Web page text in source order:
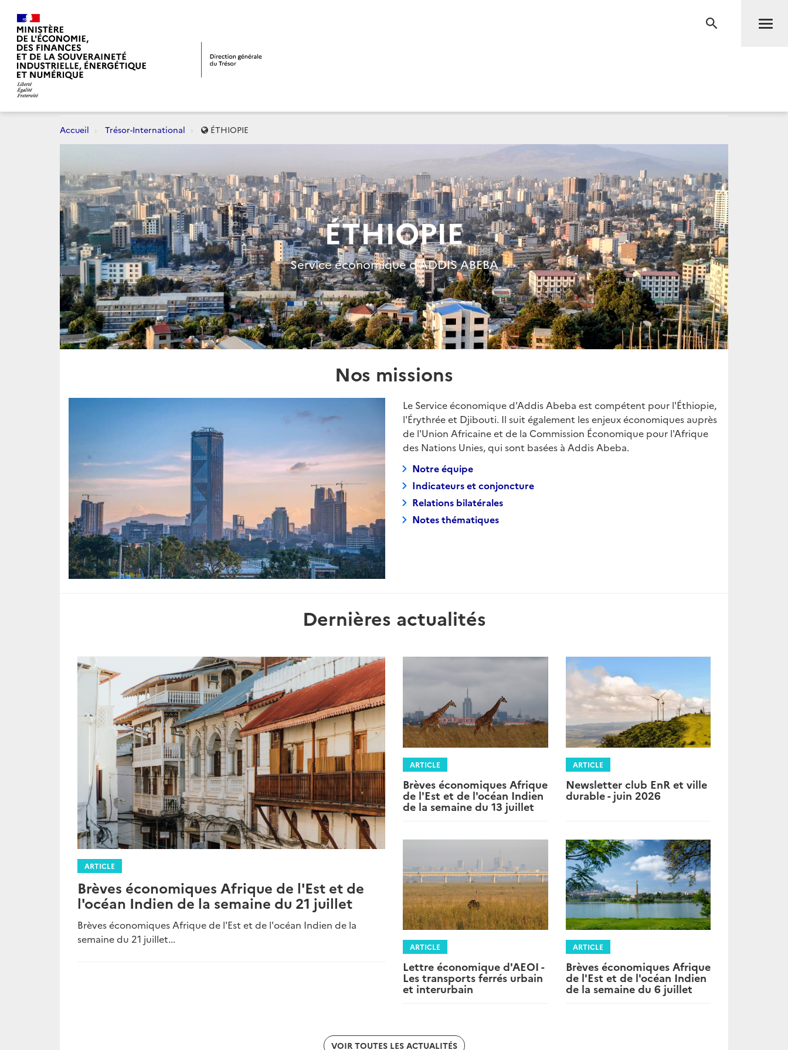
RECHERCHE
Accueil Trésor-International ÉTHIOPIE
ÉTHIOPIE
Service économique d'ADDIS ABEBA
Nos missions
Le Service économique d'Addis Abeba est compétent pour l'Éthiopie,
l'Érythrée et Djibouti. Il suit également les enjeux économiques auprès
de l'Union Africaine et de la Commission Économique pour l'Afrique
des Nations Unies, qui sont basées à Addis Abeba.
Notre équipe
Indicateurs et conjoncture
Relations bilatérales
Notes thématiques
Dernières actualités
ARTICLE
Brèves économiques Afrique de l'Est et de
l'océan Indien de la semaine du 21 juillet
Brèves économiques Afrique de l'Est et de l'océan Indien de la
semaine du 21 juillet...
ARTICLE
Brèves économiques Afrique
de l'Est et de l'océan Indien
de la semaine du 13 juillet
ARTICLE
Newsletter club EnR et ville
durable - juin 2026
ARTICLE
Lettre économique d'AEOI -
Les transports ferrés urbain
et interurbain
ARTICLE
Brèves économiques Afrique
de l'Est et de l'océan Indien
de la semaine du 6 juillet
VOIR TOUTES LES ACTUALITÉS